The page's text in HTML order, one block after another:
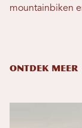
mountainbiken
ONTDEK MEER